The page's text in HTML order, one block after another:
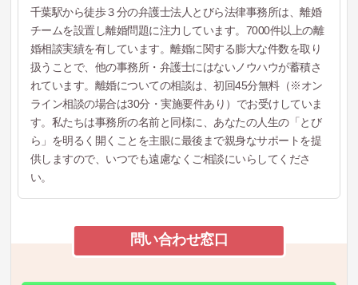
千葉駅から徒歩３分の弁護士法人とびら法律事務所は、離婚
チームを設置し離婚問題に注力しています。7000件以上の離
婚相談実績を有しています。離婚に関する膨大な件数を取り
扱うことで、他の事務所・弁護士にはないノウハウが蓄積さ
れています。離婚についての相談は、初回45分無料（※オン
ライン相談の場合は30分・実施要件あり）でお受けしていま
す。私たちは事務所の名前と同様に、あなたの人生の「とび
ら」を明るく開くことを主眼に最後まで親身なサポートを提
供しますので、いつでも遠慮なくご相談にいらしてくださ
い。
問い合わせ窓口